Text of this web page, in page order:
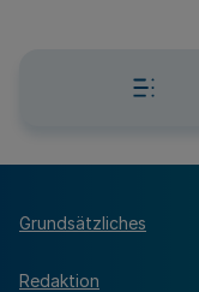
Grundsätzliches
Redaktion